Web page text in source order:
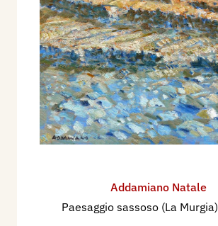
Addamiano Natale
Paesaggio sassoso (La Murgia)